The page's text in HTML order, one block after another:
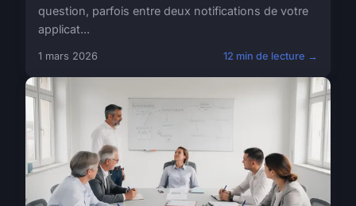
question, parfois entre deux notifications de votre
applicat...
1 mars 2026 12 min de lecture →